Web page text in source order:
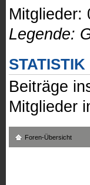
Mitglieder:
Legende:
STATISTIK
Beiträge
Mitglieder
Foren-Übersicht